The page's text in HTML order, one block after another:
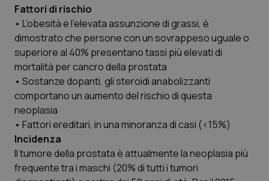
Fattori di rischio
• L’obesità e l’elevata assunzione di grassi, è
dimostrato che persone con un sovrappeso uguale o
superiore al 40% presentano tassi più elevati di
mortalità per cancro della prostata
• Sostanze dopanti, gli steroidi anabolizzanti
comportano un aumento del rischio di questa
neoplasia
• Fattori ereditari, in una minoranza di casi (<15%)
Incidenza
Il tumore della prostata è attualmente la neoplasia più
frequente tra i maschi (20% di tutti i tumori